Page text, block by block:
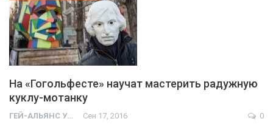
На «Гогольфесте» научат мастерить радужную
куклу-мотанку
ГЕЙ-АЛЬЯНС УКРАИНА Сен 17, 2016
0